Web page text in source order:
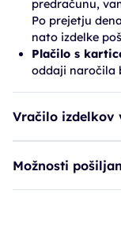
predračunu,
Po prejetju
nato izdelke
Plačilo s
oddaji naročila
Vračilo izdelkov
Možnosti